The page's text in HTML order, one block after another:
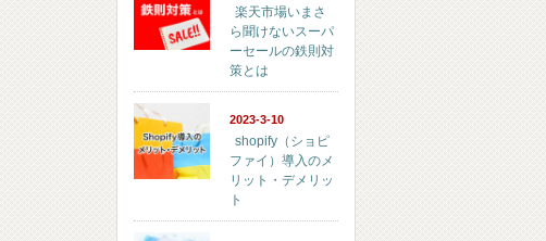
楽天市場いまさ
ら聞けないスーパ
ーセールの鉄則対
策とは
2023-3-10
shopify（ショピ
ファイ）導入のメ
リット・デメリッ
ト